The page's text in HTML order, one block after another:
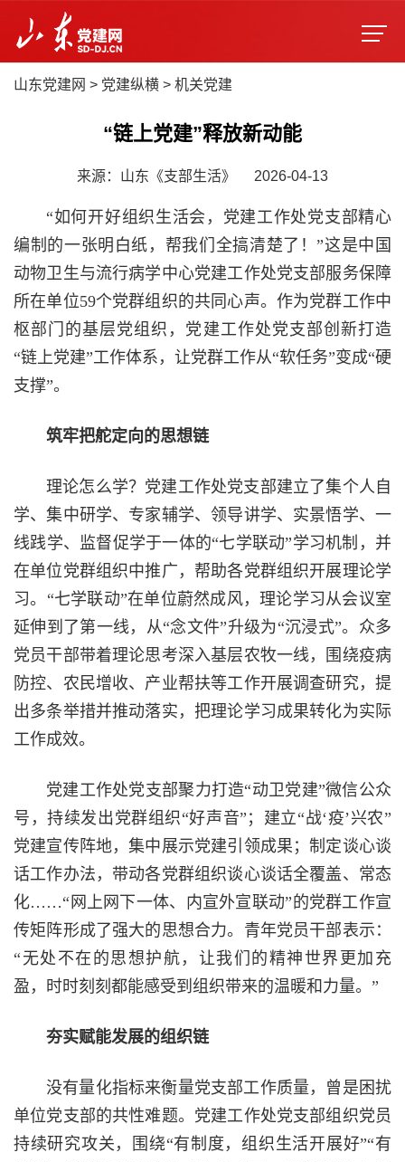
山东党建网 > 党建纵横 > 机关党建
“链上党建”释放新动能
来源：山东《支部生活》 2026-04-13
“如何开好组织生活会，党建工作处党支部精心
编制的一张明白纸，帮我们全搞清楚了！”这是中国
动物卫生与流行病学中心党建工作处党支部服务保障
所在单位59个党群组织的共同心声。作为党群工作中
枢部门的基层党组织，党建工作处党支部创新打造
“链上党建”工作体系，让党群工作从“软任务”变成“硬
支撑”。
筑牢把舵定向的思想链
理论怎么学？党建工作处党支部建立了集个人自
学、集中研学、专家辅学、领导讲学、实景悟学、一
线践学、监督促学于一体的“七学联动”学习机制，并
在单位党群组织中推广，帮助各党群组织开展理论学
习。“七学联动”在单位蔚然成风，理论学习从会议室
延伸到了第一线，从“念文件”升级为“沉浸式”。众多
党员干部带着理论思考深入基层农牧一线，围绕疫病
防控、农民增收、产业帮扶等工作开展调查研究，提
出多条举措并推动落实，把理论学习成果转化为实际
工作成效。
党建工作处党支部聚力打造“动卫党建”微信公众
号，持续发出党群组织“好声音”；建立“战‘疫’兴农”
党建宣传阵地，集中展示党建引领成果；制定谈心谈
话工作办法，带动各党群组织谈心谈话全覆盖、常态
化……“网上网下一体、内宣外宣联动”的党群工作宣
传矩阵形成了强大的思想合力。青年党员干部表示：
“无处不在的思想护航，让我们的精神世界更加充
盈，时时刻刻都能感受到组织带来的温暖和力量。”
夯实赋能发展的组织链
没有量化指标来衡量党支部工作质量，曾是困扰
单位党支部的共性难题。党建工作处党支部组织党员
持续研究攻关，围绕“有制度，组织生活开展好”“有